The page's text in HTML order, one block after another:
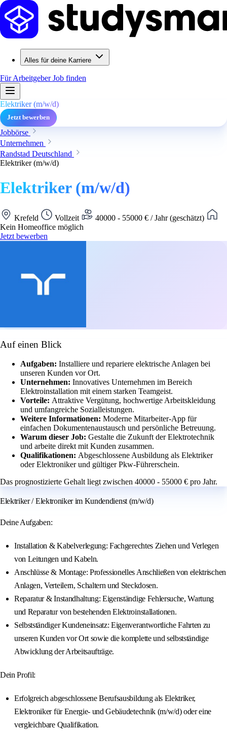
Alles für deine Karriere
Für ArbeitgeberJob finden
Elektriker (m/w/d)
Jetzt bewerben
Jobbörse
Unternehmen
Randstad Deutschland
Elektriker (m/w/d)
Elektriker (m/w/d)
Krefeld Vollzeit
40000 - 55000 € / Jahr (geschätzt)
Kein Homeoffice möglich
Jetzt bewerben
Auf einen Blick
Aufgaben: Installiere und repariere elektrische Anlagen bei
unseren Kunden vor Ort.
Unternehmen: Innovatives Unternehmen im Bereich
Elektroinstallation mit einem starken Teamgeist.
Vorteile: Attraktive Vergütung, hochwertige Arbeitskleidung
und umfangreiche Sozialleistungen.
Weitere Informationen: Moderne Mitarbeiter-App für
einfachen Dokumentenaustausch und persönliche Betreuung.
Warum dieser Job: Gestalte die Zukunft der Elektrotechnik
und arbeite direkt mit Kunden zusammen.
Qualifikationen: Abgeschlossene Ausbildung als Elektriker
oder Elektroniker und gültiger Pkw-Führerschein.
Das prognostizierte Gehalt liegt zwischen 40000 - 55000 € pro Jahr.
Elektriker / Elektroniker im Kundendienst (m/w/d)
Deine Aufgaben:
Installation & Kabelverlegung: Fachgerechtes Ziehen und Verlegen
von Leitungen und Kabeln.
Anschlüsse & Montage: Professionelles Anschließen von elektrischen
Anlagen, Verteilern, Schaltern und Steckdosen.
Reparatur & Instandhaltung: Eigenständige Fehlersuche, Wartung
und Reparatur von bestehenden Elektroinstallationen.
Selbstständiger Kundeneinsatz: Eigenverantwortliche Fahrten zu
unseren Kunden vor Ort sowie die komplette und selbstständige
Abwicklung der Arbeitsaufträge.
Dein Profil:
Erfolgreich abgeschlossene Berufsausbildung als Elektriker,
Elektroniker für Energie- und Gebäudetechnik (m/w/d) oder eine
vergleichbare Qualifikation.